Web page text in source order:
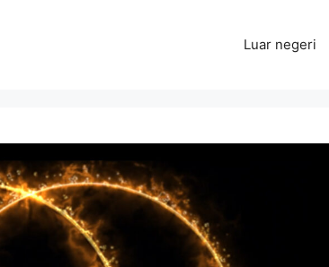
Luar negeri